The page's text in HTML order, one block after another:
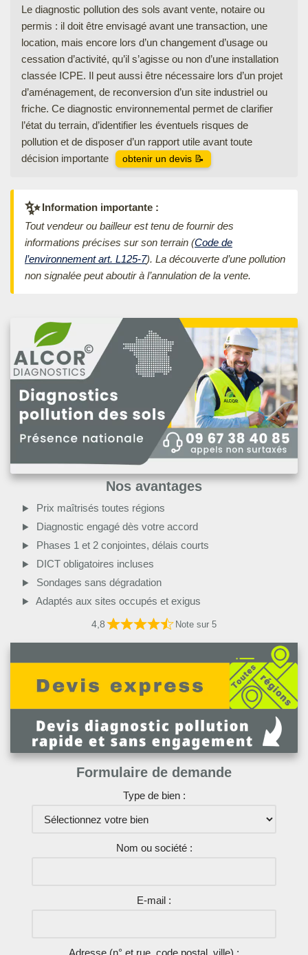
Le diagnostic pollution des sols avant vente, notaire ou
permis : il doit être envisagé avant une transaction, une
location, mais encore lors d’un changement d’usage ou
cessation d’activité, qu’il s’agisse ou non d’une installation
classée ICPE. Il peut aussi être nécessaire lors d’un projet
d’aménagement, de reconversion d’un site industriel ou
friche. Ce diagnostic environnemental permet de clarifier
l’état du terrain, d’identifier les éventuels risques de
pollution et de disposer d’un rapport utile avant toute
décision importante
obtenir un devis 📝
✨ Information importante :
Tout vendeur ou bailleur est tenu de fournir des
informations précises sur son terrain (Code de
l’environnement art. L125-7). La découverte d’une pollution
non signalée peut aboutir à l’annulation de la vente.
Nos avantages
Prix maîtrisés toutes régions
Diagnostic engagé dès votre accord
Phases 1 et 2 conjointes, délais courts
DICT obligatoires incluses
Sondages sans dégradation
Adaptés aux sites occupés et exigus
4,8 Note sur 5
Formulaire de demande
Type de bien :
Nom ou société :
E-mail :